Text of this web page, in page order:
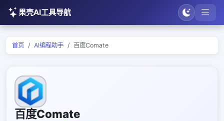
果壳AI工具导航
首页 AI编程助手 百度Comate
百度Comate